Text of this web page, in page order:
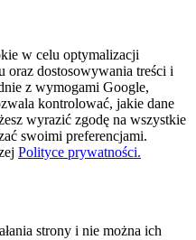
w celu optymalizacji
oraz dostosowywania treści i
z wymogami Google,
kontrolować, jakie dane
wyrazić zgodę na wszystkie
swoimi preferencjami.
Polityce prywatności.
strony i nie można ich